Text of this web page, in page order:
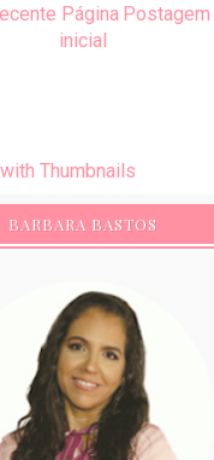
Página
inicial
BARBARA BASTOS